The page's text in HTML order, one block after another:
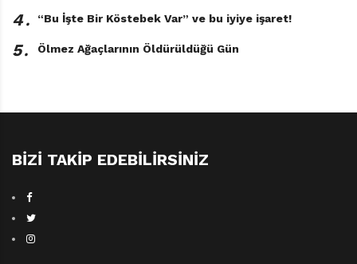
4․ “Bu İşte Bir Köstebek Var” ve bu iyiye işaret!
5․ Ölmez Ağaçlarının Öldürüldüğü Gün
BIZI TAKIP EDEBILIRSINIZ